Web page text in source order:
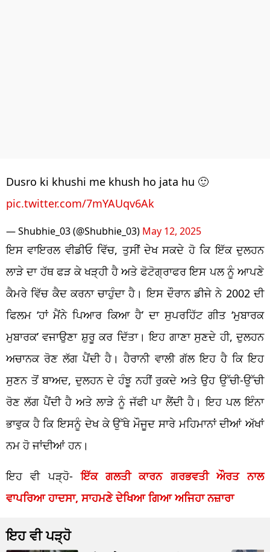
Dusro ki khushi me khush ho jata hu 🙂
pic.twitter.com/7mYAUqv6Ak
— Shubhie_03 (@Shubhie_03) May 12, 2025
ਇਸ ਵਾਇਰਲ ਵੀਡੀਓ ਵਿੱਚ, ਤੁਸੀਂ ਦੇਖ ਸਕਦੇ ਹੋ ਕਿ ਇੱਕ ਦੁਲਹਨ
ਲਾੜੇ ਦਾ ਹੱਥ ਫੜ ਕੇ ਖੜ੍ਹੀ ਹੈ ਅਤੇ ਫੋਟੋਗ੍ਰਾਫਰ ਇਸ ਪਲ ਨੂੰ ਆਪਣੇ
ਕੈਮਰੇ ਵਿੱਚ ਕੈਦ ਕਰਨਾ ਚਾਹੁੰਦਾ ਹੈ। ਇਸ ਦੌਰਾਨ ਡੀਜੇ ਨੇ 2002 ਦੀ
ਫਿਲਮ ‘ਹਾਂ ਮੈਂਨੇ ਪਿਆਰ ਕਿਆ ਹੈ’ ਦਾ ਸੁਪਰਹਿੱਟ ਗੀਤ ‘ਮੁਬਾਰਕ
ਮੁਬਾਰਕ’ ਵਜਾਉਣਾ ਸ਼ੁਰੂ ਕਰ ਦਿੱਤਾ। ਇਹ ਗਾਣਾ ਸੁਣਦੇ ਹੀ, ਦੁਲਹਨ
ਅਚਾਨਕ ਰੋਣ ਲੱਗ ਪੈਂਦੀ ਹੈ। ਹੈਰਾਨੀ ਵਾਲੀ ਗੱਲ ਇਹ ਹੈ ਕਿ ਇਹ
ਸੁਣਨ ਤੋਂ ਬਾਅਦ, ਦੁਲਹਨ ਦੇ ਹੰਝੂ ਨਹੀਂ ਰੁਕਦੇ ਅਤੇ ਉਹ ਉੱਚੀ-ਉੱਚੀ
ਰੋਣ ਲੱਗ ਪੈਂਦੀ ਹੈ ਅਤੇ ਲਾੜੇ ਨੂੰ ਜੱਫੀ ਪਾ ਲੈਂਦੀ ਹੈ। ਇਹ ਪਲ ਇੰਨਾ
ਭਾਵੁਕ ਹੈ ਕਿ ਇਸਨੂੰ ਦੇਖ ਕੇ ਉੱਥੇ ਮੌਜੂਦ ਸਾਰੇ ਮਹਿਮਾਨਾਂ ਦੀਆਂ ਅੱਖਾਂ
ਨਮ ਹੋ ਜਾਂਦੀਆਂ ਹਨ।
ਇਹ ਵੀ ਪੜ੍ਹੋ-ਇੱਕ ਗਲਤੀ ਕਾਰਨ ਗਰਭਵਤੀ ਔਰਤ ਨਾਲ
ਵਾਪਰਿਆ ਹਾਦਸਾ, ਸਾਹਮਣੇ ਦੇਖਿਆ ਗਿਆ ਅਜਿਹਾ ਨਜ਼ਾਰਾ
ਇਹ ਵੀ ਪੜ੍ਹੋ